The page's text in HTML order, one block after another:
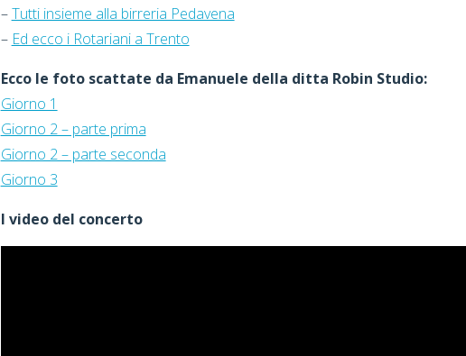
–Tutti insieme alla birreria Pedavena
– Ed ecco i Rotariani a Trento
Ecco le foto scattate da Emanuele della ditta Robin Studio:
Giorno 1
Giorno 2 – parte prima
Giorno 2 – parte seconda
Giorno 3
I video del concerto